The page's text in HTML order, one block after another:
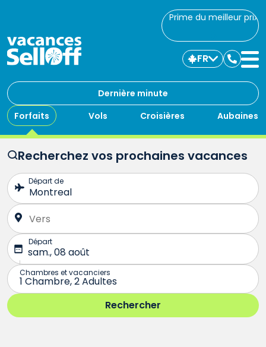
Prime du meilleur prix
Dernière minute
Forfaits
Vols Croisières Aubaines
FR
avec
Recherchez vos prochaines vacances